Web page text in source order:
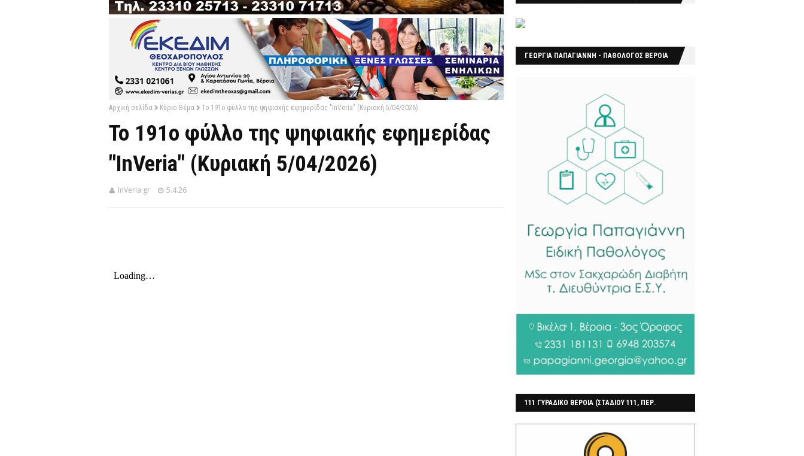
Αρχική σελίδα Κύριο Θέμα Το 191ο φύλλο της ψηφιακής εφημερίδας "InVeria" (Κυριακή 5/04/2026)
Το 191ο φύλλο της ψηφιακής εφημερίδας
"InVeria" (Κυριακή 5/04/2026)
InVeria.gr 5.4.26
ΓΕΩΡΓΙΑ ΠΑΠΑΓΙΑΝΝΗ - ΠΑΘΟΛΟΓΟΣ ΒΕΡΟΙΑ
111 ΓΥΡΑΔΙΚΟ ΒΕΡΟΙΑ (ΣΤΑΔΙΟΥ 111, ΠΕΡ.